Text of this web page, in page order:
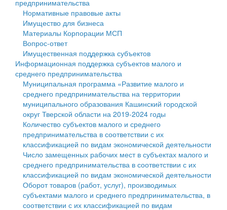
Государственные услуги
Промышленность и АПК
Экономика и бизнес
...
Символика
Устав
Гостям округа
Туризм
Культура
Образование
Здравоохранение
Социальная защита
Фотоальбом
муниципального округа Тверской области
Администрация Кашинского муниципального округа
Тверской области
Управление сельскими территориями
Открытые данные
Работа с обращениями граждан
Муниципальный контроль
Муниципальные услуги
Проекты административных регламентов
Антимонопольный комплаенс
Финансовое управление
Бюджет для граждан
Имущество
Выявление правообладателей ранее учтенных
объектов недвижимости
Имущественная поддержка субъектов малого и
среднего предпринимательства
Информационная поддержка субъектов малого и
среднего предпринимательства
Муниципальные программы
предпринимательства
Нормативные правовые акты
Имущество для бизнеса
Материалы Корпорации МСП
Вопрос-ответ
Имущественная поддержка субъектов
Информационная поддержка субъектов малого и
среднего предпринимательства
Муниципальная программа «Развитие малого и
среднего предпринимательства на территории
муниципального образования Кашинский городской
округ Тверской области на 2019-2024 годы
Количество субъектов малого и среднего
предпринимательства в соответствии с их
классификацией по видам экономической деятельности
Число замещенных рабочих мест в субъектах малого и
среднего предпринимательства в соответствии с их
классификацией по видам экономической деятельности
Оборот товаров (работ, услуг), производимых
субъектами малого и среднего предпринимательства, в
соответствии с их классификацией по видам